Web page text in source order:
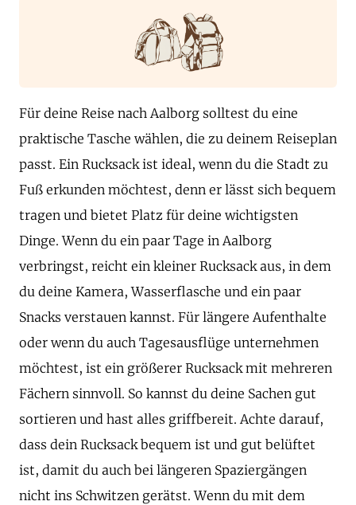
Für deine Reise nach Aalborg solltest du eine
praktische Tasche wählen, die zu deinem Reiseplan
passt. Ein Rucksack ist ideal, wenn du die Stadt zu
Fuß erkunden möchtest, denn er lässt sich bequem
tragen und bietet Platz für deine wichtigsten
Dinge. Wenn du ein paar Tage in Aalborg
verbringst, reicht ein kleiner Rucksack aus, in dem
du deine Kamera, Wasserflasche und ein paar
Snacks verstauen kannst. Für längere Aufenthalte
oder wenn du auch Tagesausflüge unternehmen
möchtest, ist ein größerer Rucksack mit mehreren
Fächern sinnvoll. So kannst du deine Sachen gut
sortieren und hast alles griffbereit. Achte darauf,
dass dein Rucksack bequem ist und gut belüftet
ist, damit du auch bei längeren Spaziergängen
nicht ins Schwitzen gerätst. Wenn du mit dem